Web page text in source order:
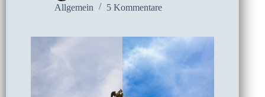
Allgemein
5 Kommentare